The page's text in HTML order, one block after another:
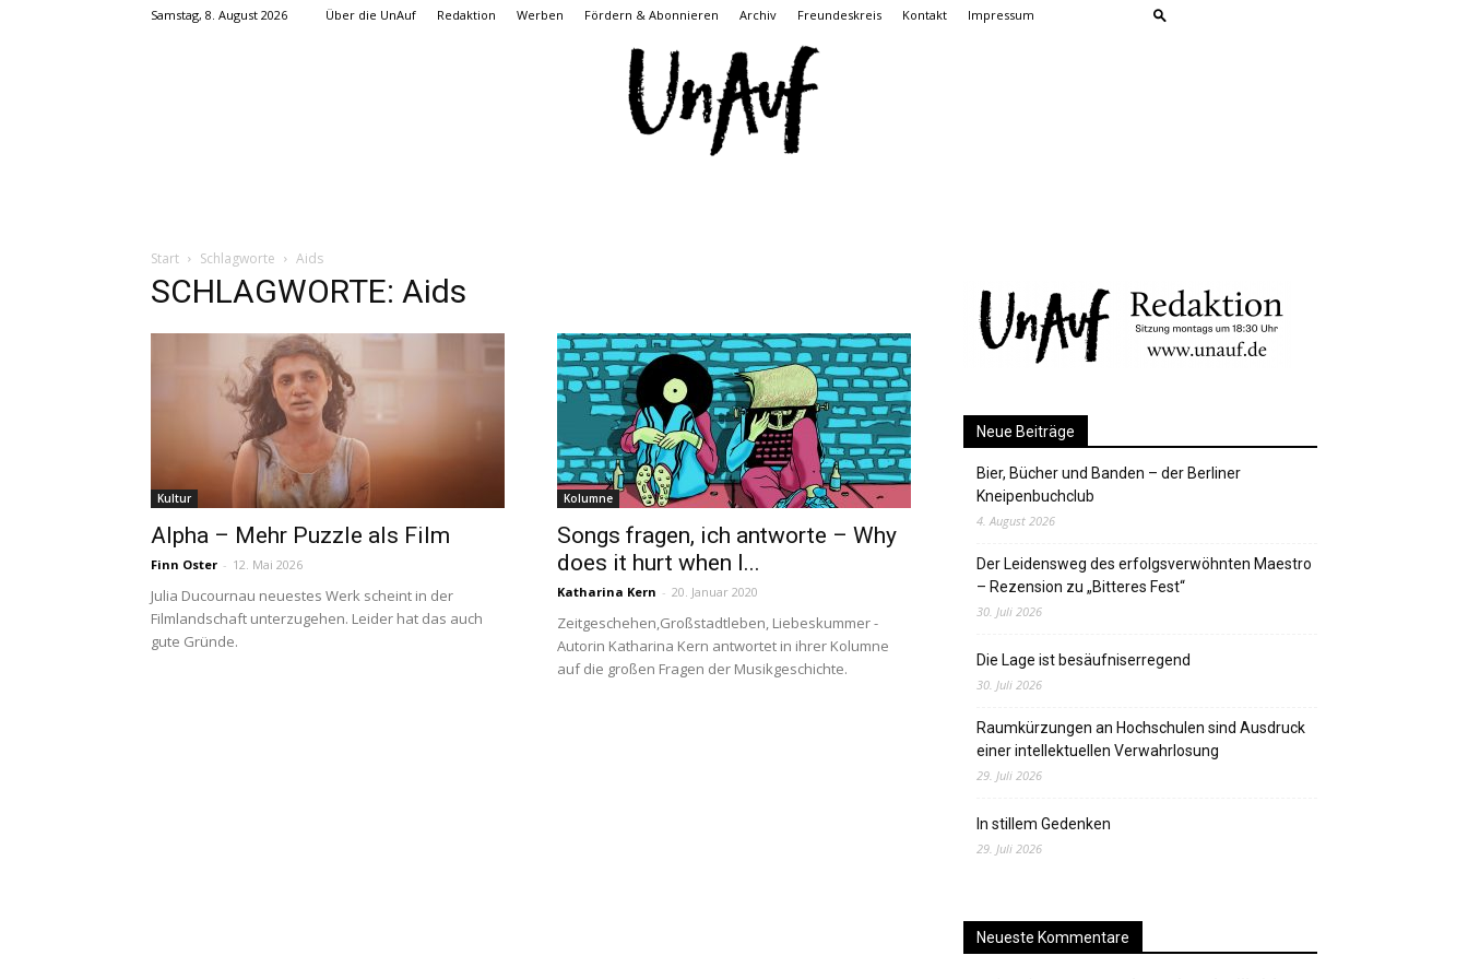
Samstag, 8. August 2026 Über die UnAuf Redaktion Werben Fördern & Abonnieren Archiv Freundeskreis Kontakt Impressum
ONLINE
Studierendenzeitung
Start Schlagworte Aids
SCHLAGWORTE: Aids
Kultur
Alpha – Mehr Puzzle als Film
Finn Oster - 12. Mai 2026
Julia Ducournau neuestes Werk scheint in der
Filmlandschaft unterzugehen. Leider hat das auch
gute Gründe.
Kolumne
Songs fragen, ich antworte – Why
does it hurt when I...
Katharina Kern - 20. Januar 2020
Zeitgeschehen,Großstadtleben, Liebeskummer -
Autorin Katharina Kern antwortet in ihrer Kolumne
auf die großen Fragen der Musikgeschichte.
Neue Beiträge
Bier, Bücher und Banden – der Berliner
Kneipenbuchclub
4. August 2026
Der Leidensweg des erfolgsverwöhnten Maestro
– Rezension zu „Bitteres Fest“
30. Juli 2026
Die Lage ist besäufniserregend
30. Juli 2026
Raumkürzungen an Hochschulen sind Ausdruck
einer intellektuellen Verwahrlosung
29. Juli 2026
In stillem Gedenken
29. Juli 2026
Neueste Kommentare